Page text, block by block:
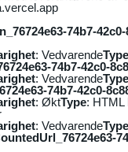
74b7-42c0-
: VedvarendeType
74b7-42c0-
: VedvarendeType
74b7-42c0-
: ØktType: HTML
: VedvarendeType